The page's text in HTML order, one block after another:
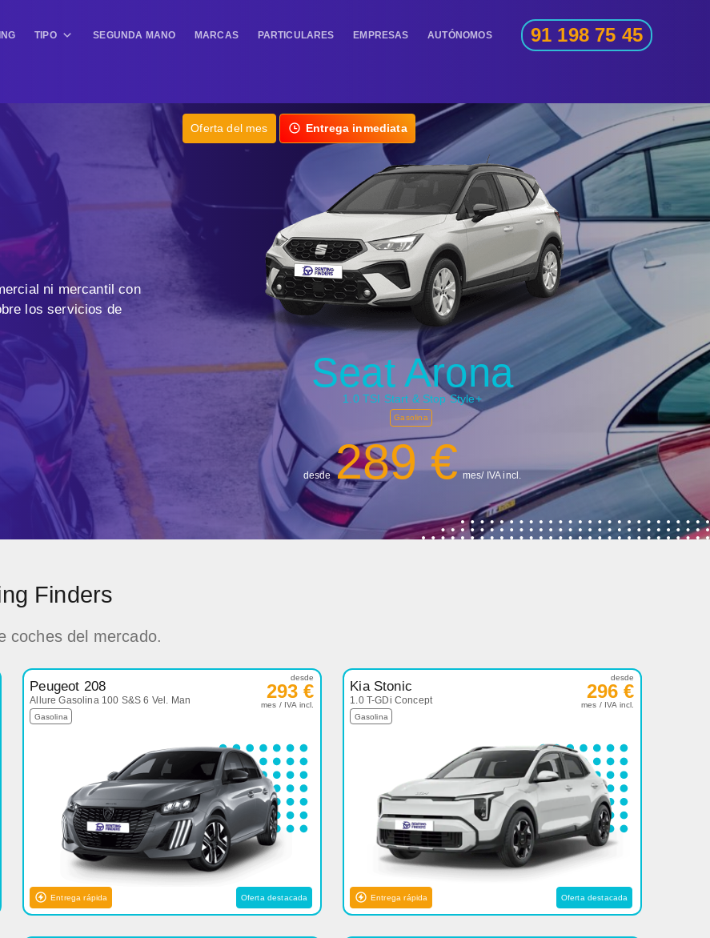
TIPO SEGUNDA MANO MARCAS PARTICULARES EMPRESAS AUTÓNOMOS 91 198 75 45
Oferta del mes Entrega inmediata
Seat Arona
1.0 TSI Start & Stop Style+
Gasolina
desde 289 € mes/ IVA incl.
ni mercantil con
los servicios de
Finders
coches del mercado.
Peugeot 208
Allure Gasolina 100 S&S 6 Vel. Man
Gasolina
desde
293 €
mes / IVA incl.
Entrega rápida Oferta destacada
Kia Stonic
1.0 T-GDi Concept
Gasolina
desde
296 €
mes / IVA incl.
Entrega rápida Oferta destacada